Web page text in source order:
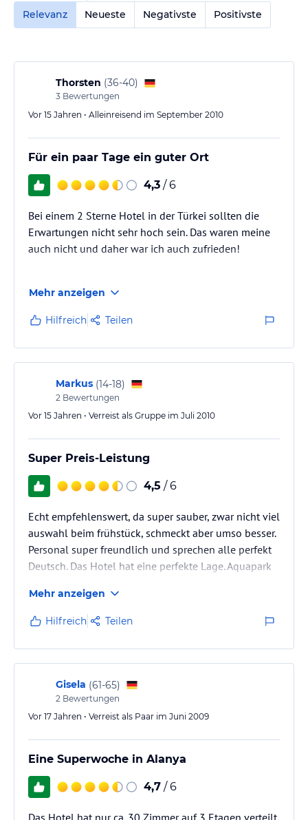
Relevanz
Neueste Negativste Positivste
Thorsten (36-40)
3 Bewertungen
Vor 15 Jahren • Alleinreisend im September 2010
Für ein paar Tage ein guter Ort
4,3 / 6
Bei einem 2 Sterne Hotel in der Türkei sollten die
Erwartungen nicht sehr hoch sein. Das waren meine
auch nicht und daher war ich auch zufrieden!
etwas mehr Luxus erwarten.
Ich war als Single-Reisender 5 Tage in diesem Hotel
und würde es auch nochmal buchen. Das Preis-
Leistungsverhältnis passt meiner Meinung nach und
die Lage des Hotels ist klasse!
Mehr anzeigen
Hilfreich Teilen
Markus (14-18)
2 Bewertungen
Vor 15 Jahren • Verreist als Gruppe im Juli 2010
Super Preis-Leistung
4,5 / 6
Echt empfehlenswert, da super sauber, zwar nicht viel
auswahl beim frühstück, schmeckt aber umso besser.
Personal super freundlich und sprechen alle perfekt
Deutsch. Das Hotel hat eine perfekte Lage. Aquapark
Partymeile 15 minuten zu Fuß oder 2 euro taxi.
Besonder für Partyurlauber super.
Mehr anzeigen
Hilfreich Teilen
Gisela (61-65)
2 Bewertungen
Vor 17 Jahren • Verreist als Paar im Juni 2009
Eine Superwoche in Alanya
4,7 / 6
Das Hotel hat nur ca. 30 Zimmer auf 3 Etagen verteilt.